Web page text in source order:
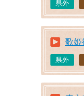
県外
歌姫
県外